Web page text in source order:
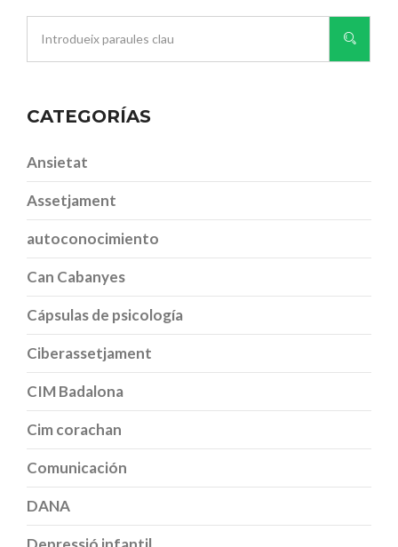
CATEGORÍAS
Ansietat
Assetjament
autoconocimiento
Can Cabanyes
Cápsulas de psicología
Ciberassetjament
CIM Badalona
Cim corachan
Comunicación
DANA